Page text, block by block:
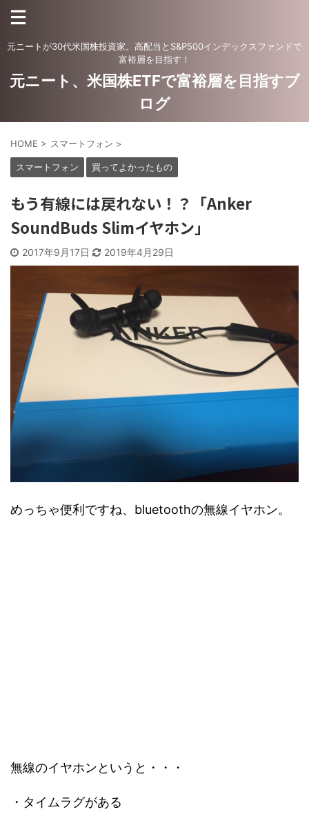
元ニートが30代米国株投資家。高配当とS&P500インデックスファンドで
富裕層を目指す！
元ニート、米国株ETFで富裕層を目指すブ
ログ
HOME > スマートフォン >
スマートフォン 買ってよかったもの
もう有線には戻れない！？「Anker
SoundBuds Slimイヤホン」
2017年9月17日 2019年4月29日
めっちゃ便利ですね、bluetoothの無線イヤホン。
無線のイヤホンというと・・・
・タイムラグがある